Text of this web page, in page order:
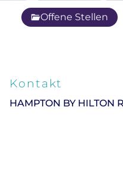
Offene Stellen
Kontakt
HAMPTON BY HILTON